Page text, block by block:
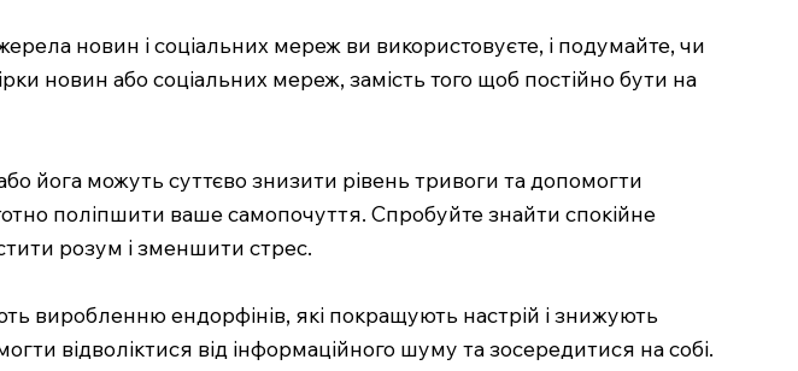
новин і соціальних мереж ви використовуєте, і подумайте, чи
новин або соціальних мереж, замість того щоб постійно бути на
йога можуть суттєво знизити рівень тривоги та допомогти
поліпшити ваше самопочуття. Спробуйте знайти спокійне
розум і зменшити стрес.
виробленню ендорфінів, які покращують настрій і знижують
відволіктися від інформаційного шуму та зосередитися на собі.